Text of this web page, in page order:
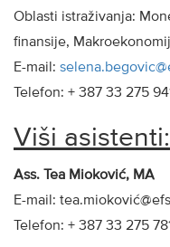
Oblasti istraživanja:
finansije,
E-mail:
Telefon: + 387 33 275
Viši asistenti:
Ass. Tea Mioković, MA
E-mail:
Telefon: + 387 33 275 781